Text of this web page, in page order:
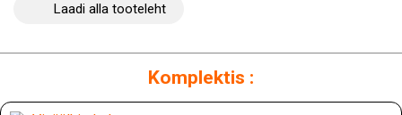
Laadi alla tooteleht
Komplektis :